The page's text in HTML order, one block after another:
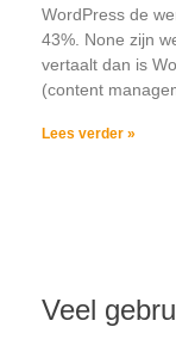
WordPress de
43%. None zijn
vertaalt dan is
(content
Lees verder »
Veel